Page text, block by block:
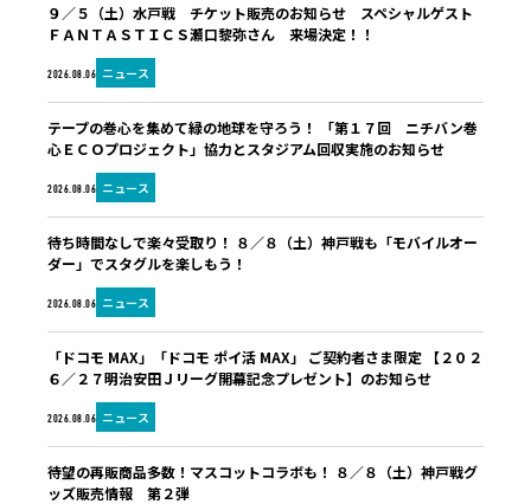
2026.08.06 ニュース
９／５（土）水戸戦 チケット販売のお知らせ スペシャルゲスト
ＦＡＮＴＡＳＴＩＣＳ瀬口黎弥さん 来場決定！！
2026.08.06 ニュース
テープの巻心を集めて緑の地球を守ろう！ 「第１７回 ニチバン巻
心ＥＣＯプロジェクト」協力とスタジアム回収実施のお知らせ
2026.08.06 ニュース
待ち時間なしで楽々受取り！ ８／８（土）神戸戦も「モバイルオー
ダー」でスタグルを楽しもう！
2026.08.06 ニュース
「ドコモ MAX」「ドコモ ポイ活 MAX」 ご契約者さま限定 【２０２
６／２７明治安田Ｊリーグ開幕記念プレゼント】のお知らせ
待望の再販商品多数！マスコットコラボも！ ８／８（土）神戸戦グ
ッズ販売情報 第２弾